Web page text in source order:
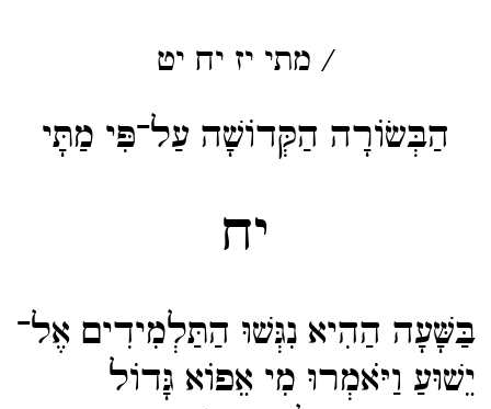
/ מתי יז יח יט
הַבְּשׂוֹרָה הַקְּדוֹשָׁה עַל־פִּי מַתָּי
יח
בַּשָּׁעָה הַהִיא נִגְּשׁוּ הַתַּלְמִידִים אֶל־​
יֵשׁוּעַ וַיֹּאמְרוּ מִי אֵפוֹא גָּדוֹל